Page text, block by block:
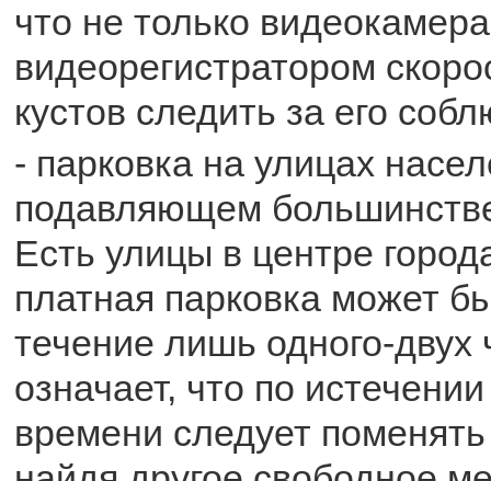
что не только
видеорегистратором
кустов следить за его
- парковка на улицах
подавляющем
Есть улицы в центре
платная парковка может
течение лишь одного-двух
означает, что по
времени следует